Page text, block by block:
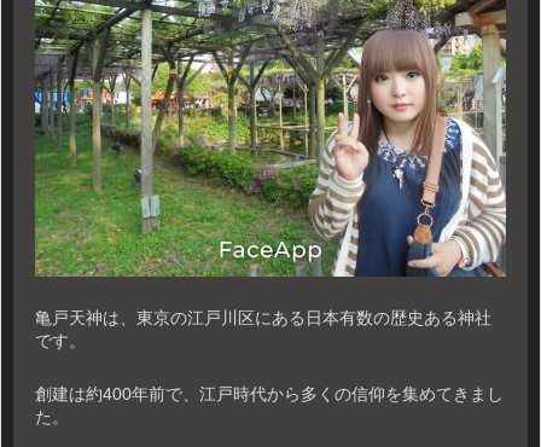
亀戸天神は、東京の江戸川区にある日本有数の歴史ある神社
です。
創建は約400年前で、江戸時代から多くの信仰を集めてきまし
た。